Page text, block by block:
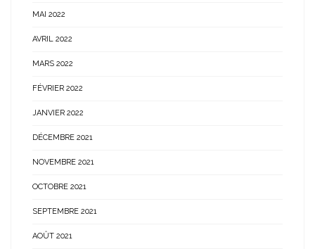
MAI 2022
AVRIL 2022
MARS 2022
FÉVRIER 2022
JANVIER 2022
DÉCEMBRE 2021
NOVEMBRE 2021
OCTOBRE 2021
SEPTEMBRE 2021
AOÛT 2021